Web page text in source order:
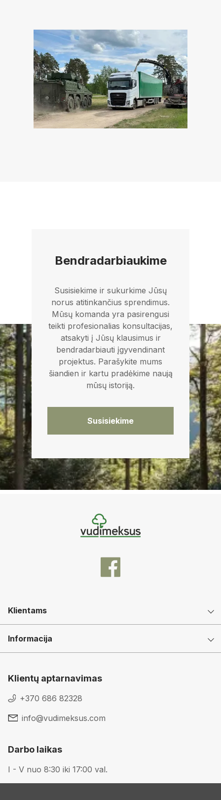
Bendradarbiaukime
Susisiekime ir sukurkime Jūsų
norus atitinkančius sprendimus.
Mūsų komanda yra pasirengusi
teikti profesionalias konsultacijas,
atsakyti į Jūsų klausimus ir
bendradarbiauti įgyvendinant
projektus. Parašykite mums
šiandien ir kartu pradėkime naują
mūsų istoriją.
Susisiekime
Klientams
Informacija
Klientų aptarnavimas
+370 686 82328
info@vudimeksus.com
Darbo laikas
I - V nuo 8:30 iki 17:00 val.